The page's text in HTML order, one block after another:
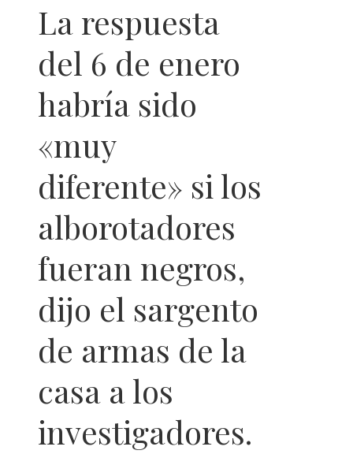
La respuesta
del 6 de enero
habría sido
«muy
diferente» si los
alborotadores
fueran negros,
dijo el sargento
de armas de la
casa a los
investigadores.